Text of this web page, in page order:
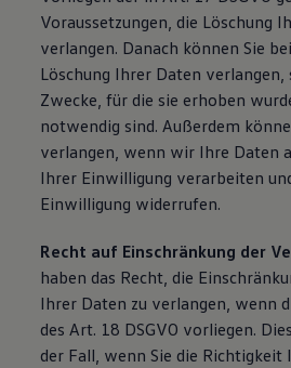
Voraussetzungen, die Löschung
verlangen. Danach können Sie
Löschung Ihrer Daten
Zwecke, für die sie erhoben
notwendig sind. Außerdem
verlangen, wenn wir Ihre Daten
Ihrer Einwilligung verarbeiten
Einwilligung widerrufen.
Recht auf Einschränkung der
haben das Recht, die
Ihrer Daten zu verlangen, wenn
des Art. 18 DSGVO vorliegen.
der Fall, wenn Sie die Richtigkeit